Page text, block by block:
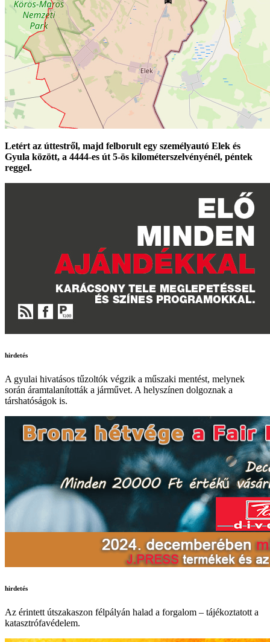
Letért az úttestről, majd felborult egy személyautó Elek és
Gyula között, a 4444-es út 5-ös kilométerszelvényénél, péntek
reggel.
hirdetés
A gyulai hivatásos tűzoltók végzik a műszaki mentést, melynek
során áramtalanították a járművet. A helyszínen dolgoznak a
társhatóságok is.
hirdetés
Az érintett útszakaszon félpályán halad a forgalom – tájékoztatott a
katasztrófavédelem.